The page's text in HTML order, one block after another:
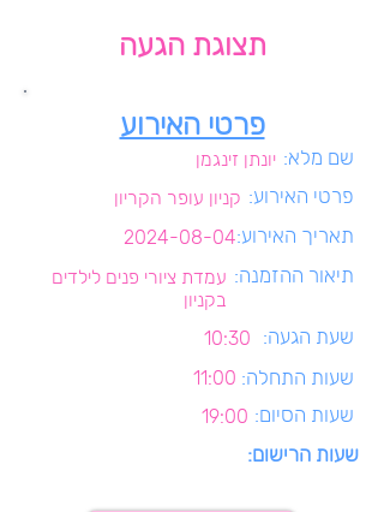
תצוגת הגעה
פרטי האירוע
יונתן זינגמן שם מלא:
קניון עופר הקריון פרטי האירוע:
2024-08-04תאריך האירוע:
עמדת ציורי פנים לילדים
בקניון
תיאור ההזמנה:
10:30 שעת הגעה:
11:00 שעות התחלה:
19:00 שעות הסיום:
שעות הרישום: